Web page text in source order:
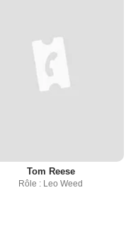
Tom Reese
Rôle : Leo Weed